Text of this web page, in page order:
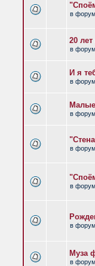
в
20
в
И я
в
Малые
в
в
в
в
Муза
в